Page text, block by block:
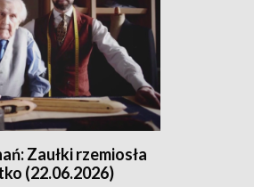
Zaułki rzemiosła
(22.06.2026)